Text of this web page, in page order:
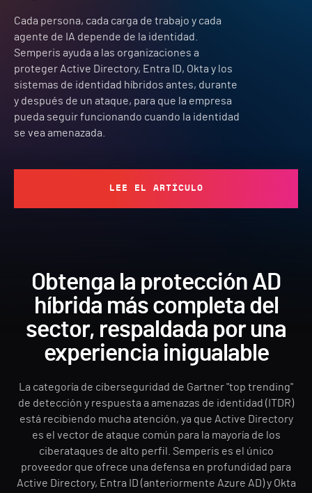
Cada persona, cada carga de trabajo y cada
agente de IA depende de la identidad.
Semperis ayuda a las organizaciones a
proteger Active Directory, Entra ID, Okta y los
sistemas de identidad híbridos antes, durante
y después de un ataque, para que la empresa
pueda seguir funcionando cuando la identidad
se vea amenazada.
LEE EL ARTÍCULO
Obtenga la protección AD
híbrida más completa del
sector, respaldada por una
experiencia inigualable
La categoría de ciberseguridad de Gartner "top trending"
de detección y respuesta a amenazas de identidad (ITDR)
está recibiendo mucha atención, ya que Active Directory
es el vector de ataque común para la mayoría de los
ciberataques de alto perfil. Semperis es el único
proveedor que ofrece una defensa en profundidad para
Active Directory, Entra ID (anteriormente Azure AD) y Okta